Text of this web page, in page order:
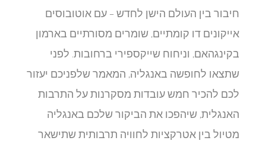
חיבור בין העולם הישן לחדש – עם אוטובוסים
אייקונים דו קומתיים, שומרים מסורתיים בארמון
בקינגהאם, וניחוח שייקספירי ברחובות. לפני
שתצאו לחופשה באנגליה, המאמר שלפניכם יעזור
לכם להכיר חמש עובדות מסקרנות על התרבות
האנגלית, שיהפכו את הביקור שלכם באנגליה
מטיול בין אטרקציות לחוויה תרבותית שתישאר